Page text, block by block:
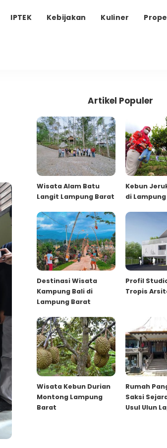
IPTEK Kebijakan Kuliner
Artikel Populer
Wisata Alam Batu
Langit Lampung Barat
Kebun
di
Destinasi Wisata
Kampung Bali di
Lampung Barat
Profil
Tropis
Wisata Kebun Durian
Montong Lampung
Barat
Rumah
Saksi
Usul Ulun